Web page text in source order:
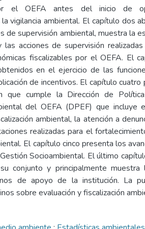
el OEFA antes del inicio de
vigilancia ambiental. El capítulo dos
de supervisión ambiental, muestra la
las acciones de supervisión
fiscalizables por el OEFA. El
en el ejercicio de las
de incentivos. El capítulo cuatro
que cumple la Dirección de
del OEFA (DPEF) que incluye
ambiental, la atención a
realizadas para el
El capítulo cinco presenta los
Socioambiental. El último
conjunto y principalmente
de apoyo de la institución. La
sobre evaluación y fiscalización